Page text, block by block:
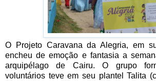
O Projeto Caravana da Alegria, em
encheu de emoção e fantasia a
arquipélago de Cairu. O grupo
voluntários teve em seu plantel Talita